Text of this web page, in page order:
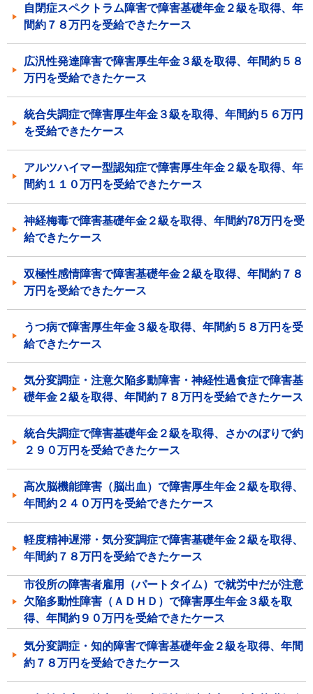
自閉症スペクトラム障害で障害基礎年金２級を取得、年
間約７８万円を受給できたケース
広汎性発達障害で障害厚生年金３級を取得、年間約５８
万円を受給できたケース
統合失調症で障害厚生年金３級を取得、年間約５６万円
を受給できたケース
アルツハイマー型認知症で障害厚生年金２級を取得、年
間約１１０万円を受給できたケース
神経梅毒で障害基礎年金２級を取得、年間約78万円を受
給できたケース
双極性感情障害で障害基礎年金２級を取得、年間約７８
万円を受給できたケース
うつ病で障害厚生年金３級を取得、年間約５８万円を受
給できたケース
気分変調症・注意欠陥多動障害・神経性過食症で障害基
礎年金２級を取得、年間約７８万円を受給できたケース
統合失調症で障害基礎年金２級を取得、さかのぼりで約
２９０万円を受給できたケース
高次脳機能障害（脳出血）で障害厚生年金２級を取得、
年間約２４０万円を受給できたケース
軽度精神遅滞・気分変調症で障害基礎年金２級を取得、
年間約７８万円を受給できたケース
市役所の障害者雇用（パートタイム）で就労中だが注意
欠陥多動性障害（ＡＤＨＤ）で障害厚生年金３級を取
得、年間約９０万円を受給できたケース
気分変調症・知的障害で障害基礎年金２級を取得、年間
約７８万円を受給できたケース